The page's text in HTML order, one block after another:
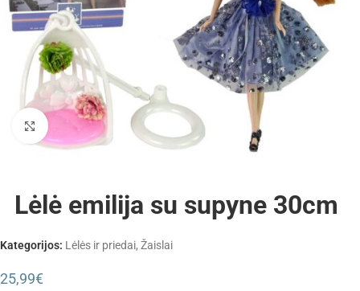
Padidinti
Lėlė emilija su supyne 30cm
Kategorijos: Lėlės ir priedai, Žaislai
25,99€